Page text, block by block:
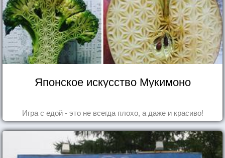
Японское искусство Мукимоно
Игра с едой - это не всегда плохо, а даже и красиво!